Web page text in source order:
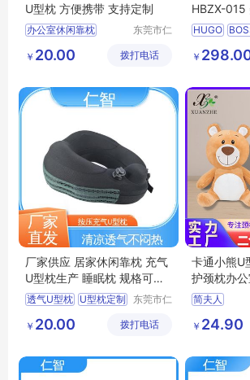
U型枕 方便携带 支持定制
办公室休闲靠枕
居家休闲靠枕
护颈枕
东莞市仁
技有限公
￥ 20.00 拨打电话
HBZX-015
制 MY-
HUGO
015 文化礼
￥
厂家供应 居家休闲靠枕 充气
U型枕生产 睡眠枕 规格可定
制
透气U型枕 U型枕定制
充气U型枕生产
东莞市仁
技有限公
￥ 20.00 拨打电话
卡通小熊U
护颈枕办
两用
简夫人
￥ 24.90